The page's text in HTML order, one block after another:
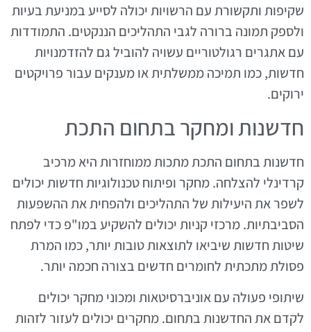
שקיפות ותקשורת עם הרשויות יכולה לסייע במניעת בעיות
ולספק תמונה ברורה לגבי התהליכים הננקטים. התמודדות
עם אתגרים רגולטוריים עשויה להוביל גם להזדמנויות
חדשות, כמו תמיכה ממשלתית או מענקים עבור פרויקטים
ירוקים.
חדשנות ומחקר בתחום התכת
חדשנות בתחום התכת מתכות ממוחזרות היא מרכיב
קרדינלי להצלחה. מחקר ופיתוח טכנולוגיות חדשות יכולים
לשפר את היעילות של התהליכים ולהפחית את ההשפעות
הסביבתיות. מרכזי קניות יכולים להשקיע במו"פ כדי לפתח
שיטות חדשות שיביאו לתוצאות טובות יותר, כמו המרת
פסולת מתכתית לחומרים חדשים בצורה חכמה יותר.
שיתופי פעולה עם אוניברסיטאות ומכוני מחקר יכולים
לקדם את החדשנות בתחום. מחקרים יכולים לעזור לזהות